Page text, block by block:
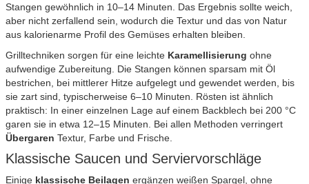
Stangen gewöhnlich in 10–14 Minuten. Das Ergebnis sollte weich,
aber nicht zerfallend sein, wodurch die Textur und das von Natur
aus kalorienarme Profil des Gemüses erhalten bleiben.
Grilltechniken sorgen für eine leichte Karamellisierung ohne
aufwendige Zubereitung. Die Stangen können sparsam mit Öl
bestrichen, bei mittlerer Hitze aufgelegt und gewendet werden, bis
sie zart sind, typischerweise 6–10 Minuten. Rösten ist ähnlich
praktisch: In einer einzelnen Lage auf einem Backblech bei 200 °C
garen sie in etwa 12–15 Minuten. Bei allen Methoden verringert
Übergaren Textur, Farbe und Frische.
Klassische Saucen und Serviervorschläge
Einige klassische Beilagen ergänzen weißen Spargel, ohne